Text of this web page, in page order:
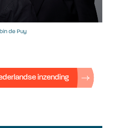
de Puy
inzending